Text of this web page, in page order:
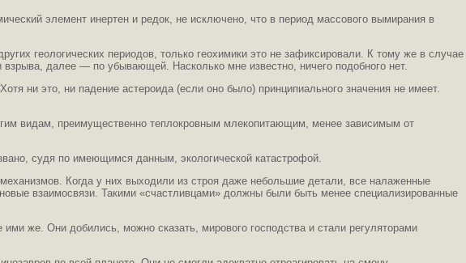
элемент инертен и редок, не исключено, что в период массового вымирания в
геологических периодов, только геохимики это не зафиксировали. К тому же в случае
далее — по убывающей. Насколько мне известно, ничего подобного нет.
ни это, ни падение астероида (если оно было) принципиального значения не имеет.
видам, преимущественно теплокровным млекопитающим, менее зависимым от
судя по имеющимся данным, экологической катастрофой.
Когда у них выходили из строя даже небольшие детали, все налаженные
взаимосвязи. Такими «счастливцами» должны были быть менее специализированные
же. Они добились, можно сказать, мирового господства и стали регуляторами